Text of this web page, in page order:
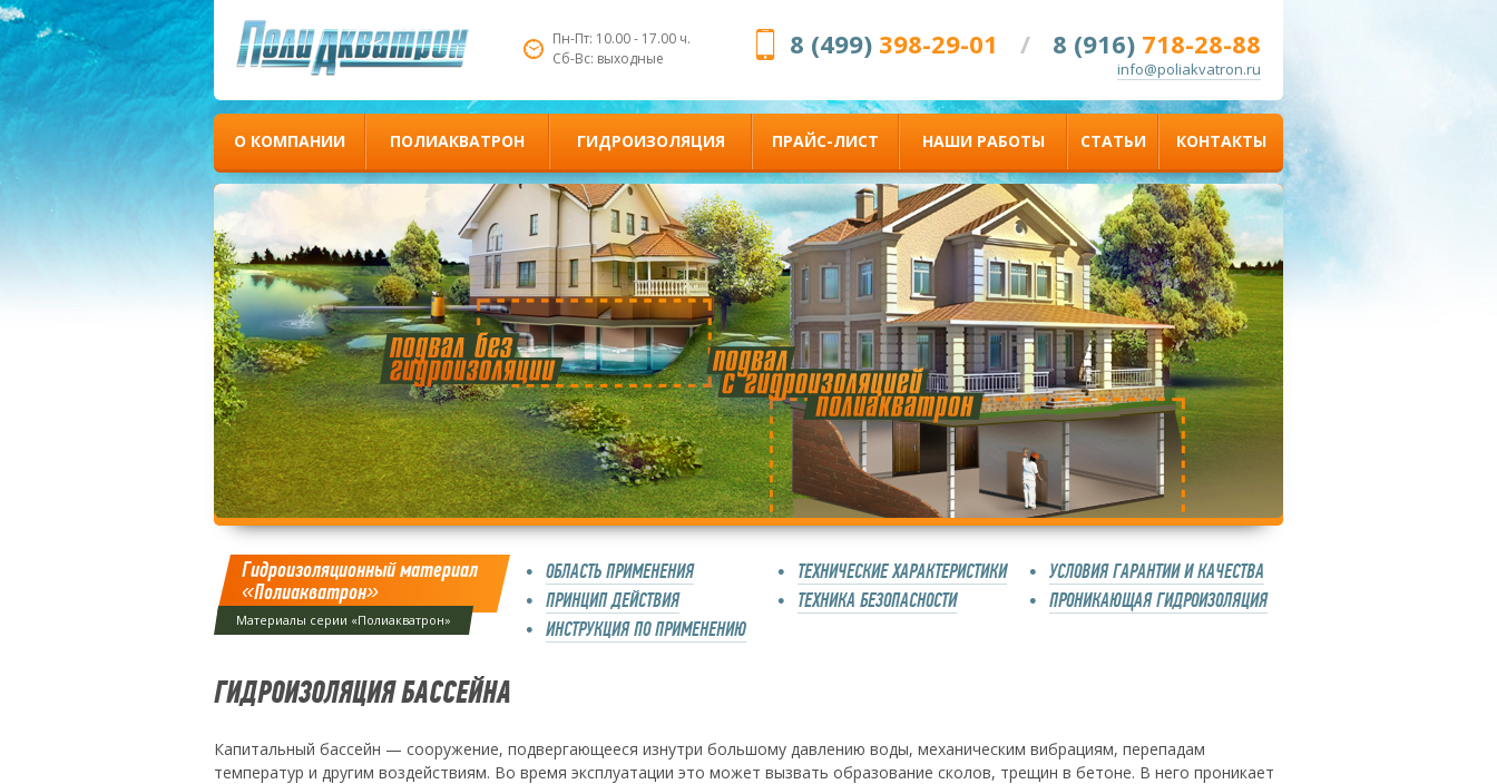
Пн-Пт: 10.00 - 17.00 ч.
Сб-Вс: выходные
8 (499) 398-29-01 / 8 (916) 718-28-88
info@poliakvatron.ru
О КОМПАНИИ ПОЛИАКВАТРОН ГИДРОИЗОЛЯЦИЯ ПРАЙС-ЛИСТ НАШИ РАБОТЫ СТАТЬИ КОНТАКТЫ
Гидроизоляционный материал
«Полиакватрон»
Материалы серии «Полиакватрон»
ОБЛАСТЬ ПРИМЕНЕНИЯ ТЕХНИЧЕСКИЕ ХАРАКТЕРИСТИКИ
УСЛОВИЯ ГАРАНТИИ И КАЧЕСТВА
ПРИНЦИП ДЕЙСТВИЯ
ТЕХНИКА БЕЗОПАСНОСТИ
ПРОНИКАЮЩАЯ ГИДРОИЗОЛЯЦИЯ
ИНСТРУКЦИЯ ПО ПРИМЕНЕНИЮ
ГИДРОИЗОЛЯЦИЯ БАССЕЙНА
Капитальный бассейн — сооружение, подвергающееся изнутри большому давлению воды, механическим вибрациям, перепадам
температур и другим воздействиям. Во время эксплуатации это может вызвать образование сколов, трещин в бетоне. В него проникает